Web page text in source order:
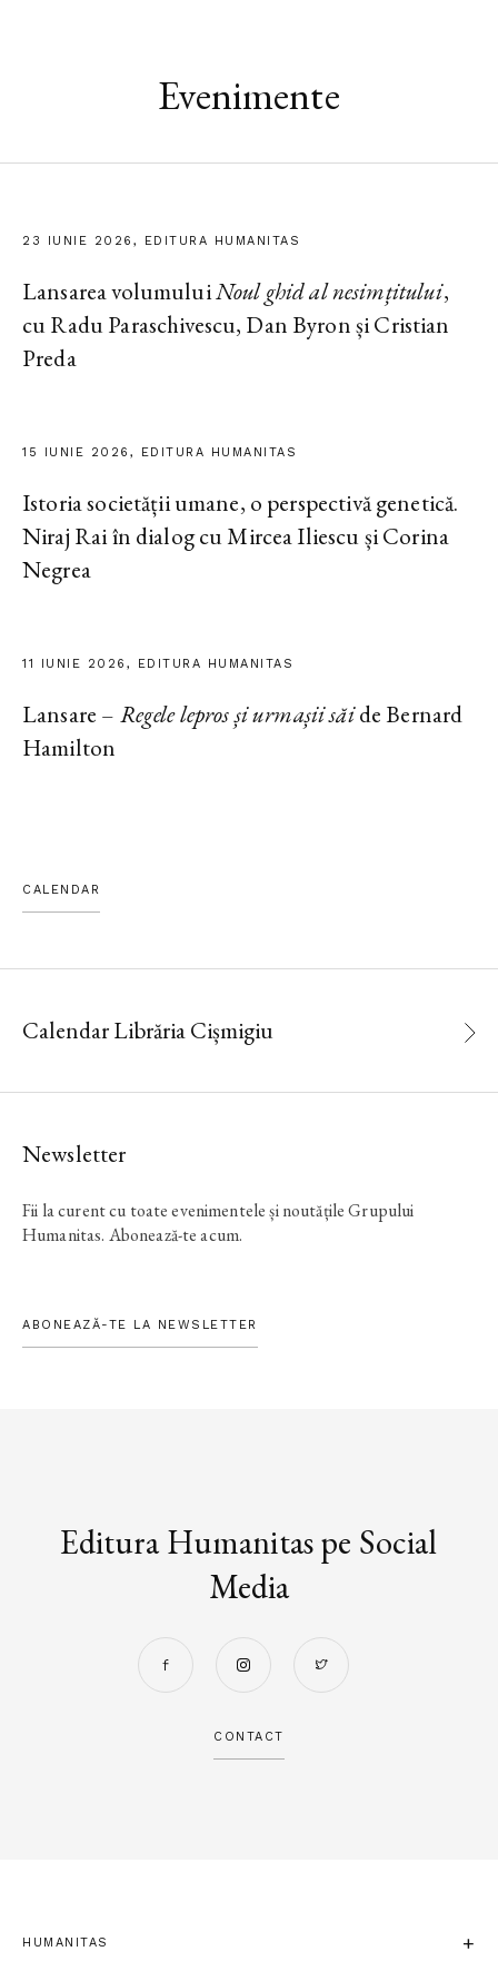
Evenimente
23 IUNIE 2026, EDITURA HUMANITAS
Lansarea volumuluiNoul ghid al nesimțitului,
cu Radu Paraschivescu, Dan Byron și Cristian
Preda
15 IUNIE 2026, EDITURA HUMANITAS
Istoria societății umane, o perspectivă genetică.
Niraj Rai în dialog cu Mircea Iliescu și Corina
Negrea
11 IUNIE 2026, EDITURA HUMANITAS
Lansare – Regele lepros și urmașii săide Bernard
Hamilton
CALENDAR
Calendar Librăria Cișmigiu
Newsletter
Fii la curent cu toate evenimentele și noutățile Grupului
Humanitas. Abonează-te acum.
ABONEAZĂ-TE LA NEWSLETTER
Editura Humanitas pe Social
Media
CONTACT
HUMANITAS